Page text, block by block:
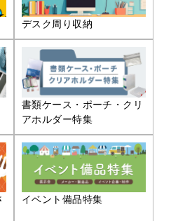
デスク周り収納
書類ケース・ポーチ・クリ
アホルダー特集
イベント備品特集